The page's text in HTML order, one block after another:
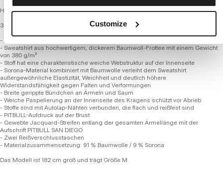
Customize
Herren-Sweatshirt mit Reißverschluss - NEXUS
380 COTTON TERRY SERIE
- Bequeme, reguläre Passform
- Sweatshirt aus hochwertigem, dickerem Baumwoll-Frottee mit einem Gewicht
von 380 g/m²
- Stoff hat eine charakteristische weiche Webstruktur auf der Innenseite
- Sorona-Material kombiniert mit Baumwolle verleiht dem Sweatshirt
außergewöhnliche Elastizität, Weichheit und deutlich höhere
Widerstandsfähigkeit gegen Falten und Verformungen
- Breite gerippte Bündchen an Ärmeln und Saum
- Weiche Paspelierung an der Innenseite des Kragens schützt vor Abrieb
- Stoffe sind mit Autolap-Nähten verbunden, die flach und reißfest sind
- PITBULL-Aufdruck auf der Brust
- Gewebte Jacquard-Streifen entlang der gesamten Ärmellänge mit der
Aufschrift PITBULL SAN DIEGO
- Zwei Reißverschlusstaschen
- Materialzusammensetzung: 91 % Baumwolle / 9 % Sorona
Das Modell ist 182 cm groß und trägt Größe M.